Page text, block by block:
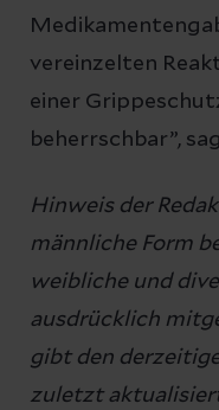
vereinzelten
einer
beherrschbar”,
Hinweis der
männliche Form
weibliche und
ausdrücklich
gibt den
zuletzt